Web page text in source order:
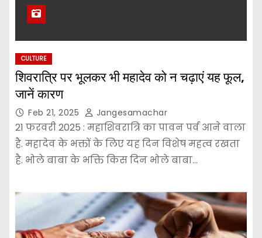
CULTURE
शिवरात्रि पर भूलकर भी महादेव को न चढ़ाएं यह फूल,
जानें कारण
Feb 21, 2025 Jangesamachar
21 फरवरी 2025 : महाशिवरात्रि का पावन पर्व आने वाला
है. महादेव के भक्तों के लिए यह दिन विशेष महत्व रखता
है. भोले बाबा के भक्ति किस दिन भोले बाबा…